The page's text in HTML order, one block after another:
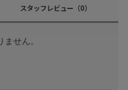
スタッフレビュー （0）
ません。